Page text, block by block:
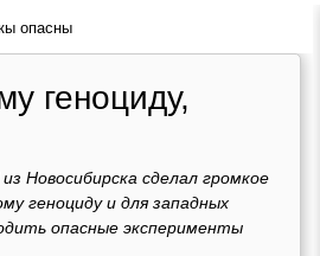
опасны
геноциду,
сделал громкое
геноциду и для западных
опасные эксперименты